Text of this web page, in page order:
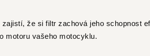
že si filtr zachová jeho schopnost
motoru vašeho motocyklu.